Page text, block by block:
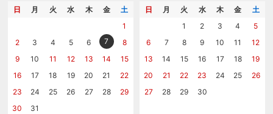
メッセージカード
カタログを請求する
日 月 火 水 木 金
土
1
2
3 4 5 6 7
8
9
10 11 12 13 14
15
16
17 18 19 20 21
22
23
24 25 26 27 28
29
30
31
日 月 火 水 木 金
土
1
2 3 4
5
6
7 8 9 10 11
12
13
14 15 16 17 18
19
20
21 22 23 24 25
26
27
28 29 30